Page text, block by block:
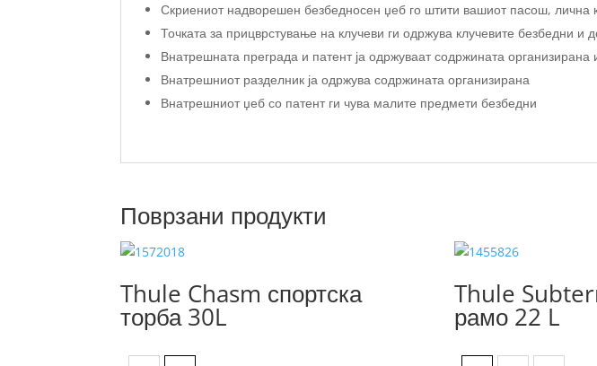
Скриениот надворешен безбедносен џеб го штити вашиот пасош, лична
Точката за прицврстување на клучеви ги одржува клучевите безбедни и
Внатрешната преграда и патент ја одржуваат содржината организирана
Внатрешниот разделник ја одржува содржината организирана
Внатрешниот џеб со патент ги чува малите предмети безбедни
Поврзани продукти
Thule Chasm спортска
торба 30L
Thule
рамо 22 L